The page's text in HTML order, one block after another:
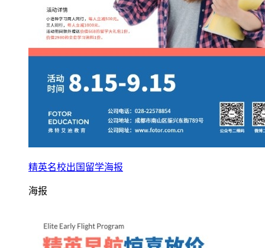
精英名校出国留学海报
海报